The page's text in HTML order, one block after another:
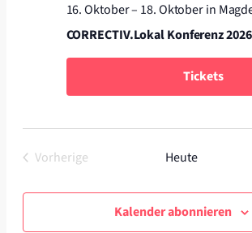
16. Oktober– 18. Oktoberin
CORRECTIV.Lokal Konferenz 2026
Tickets
Vorherige
Heute
Kalender abonnieren